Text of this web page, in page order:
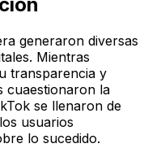
generaron diversas
Mientras
transparencia y
cuaestionaron la
se llenaron de
usuarios
lo sucedido.